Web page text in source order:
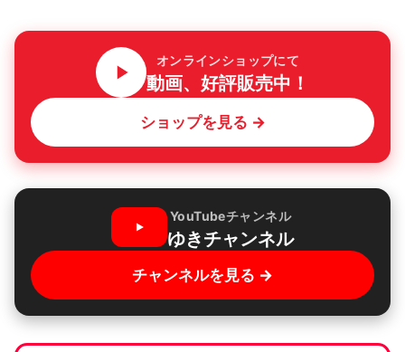
オンラインショップにて
動画、好評販売中！
ショップを見る →
YouTubeチャンネル
ゆきチャンネル
チャンネルを見る →